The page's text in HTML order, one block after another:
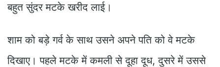
बहुत सुंदर मटके खरीद लाई।
शाम को बड़े गर्व के साथ उसने अपने पति को वे मटके
दिखाए। पहले मटके में कमली से दूहा दूध, दुसरे में उससे